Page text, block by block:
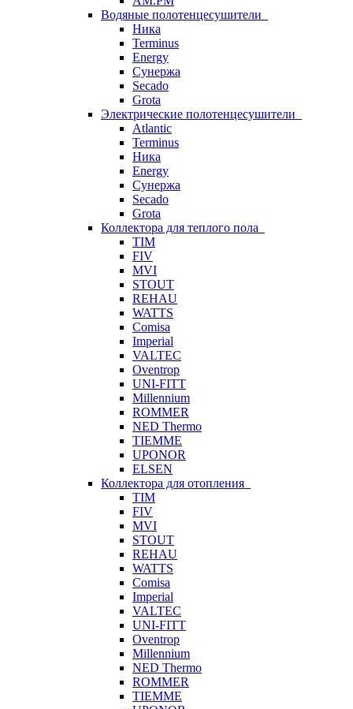
Водяные полотенцесушители
Ника
Terminus
Energy
Сунержа
Secado
Grota
Электрические полотенцесушители
Atlantic
Terminus
Ника
Energy
Сунержа
Secado
Grota
Коллектора для теплого пола
TIM
FIV
MVI
STOUT
REHAU
WATTS
Comisa
Imperial
VALTEC
Oventrop
UNI-FITT
Millennium
ROMMER
NED Thermo
TIEMME
UPONOR
ELSEN
Коллектора для отопления
TIM
FIV
MVI
STOUT
REHAU
WATTS
Comisa
Imperial
VALTEC
UNI-FITT
Oventrop
Millennium
NED Thermo
ROMMER
TIEMME